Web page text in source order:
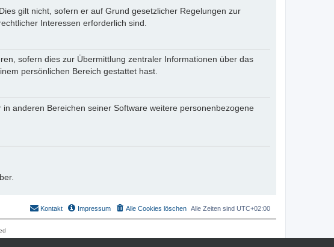
gilt nicht, sofern er auf Grund gesetzlicher Regelungen zur
Interessen erforderlich sind.
sofern dies zur Übermittlung zentraler Informationen über das
persönlichen Bereich gestattet hast.
anderen Bereichen seiner Software weitere personenbezogene
Alle Zeiten sind UTC+02:00
Alle Cookies löschen
Impressum
Kontakt